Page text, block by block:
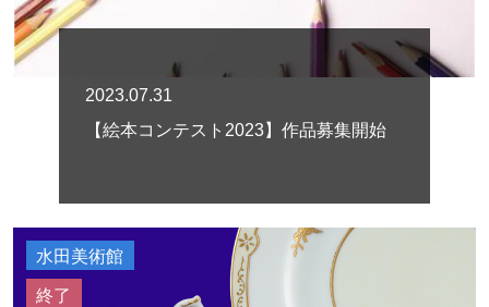
2023.07.31
【絵本コンテスト2023】作品募集開始
水田美術館
終了